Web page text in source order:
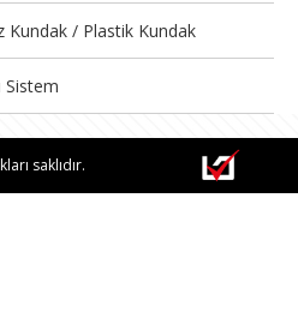
Kundak / Plastik Kundak
Sistem
saklıdır.